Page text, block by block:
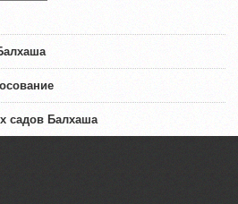
садов Балхаша